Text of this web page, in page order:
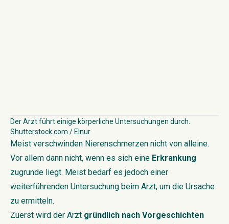
Der Arzt führt einige körperliche Untersuchungen durch.
Shutterstock.com / Elnur
Meist verschwinden Nierenschmerzen nicht von alleine.
Vor allem dann nicht, wenn es sich eine Erkrankung
zugrunde liegt. Meist bedarf es jedoch einer
weiterführenden Untersuchung beim Arzt, um die Ursache
zu ermitteln.
Zuerst wird der Arzt gründlich nach Vorgeschichten